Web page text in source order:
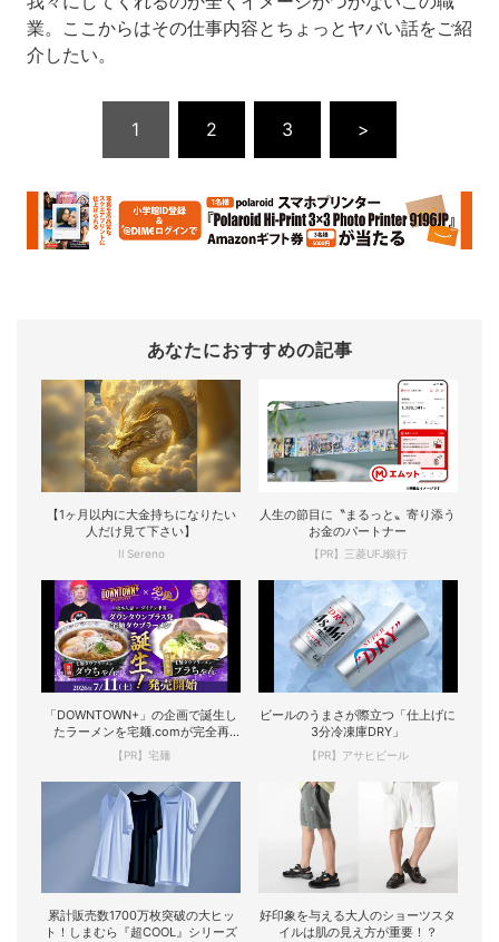
業。ここからはその仕事内容とちょっとヤバい話をご紹
介したい。
1 2 3 >
あなたにおすすめの記事
【1ヶ月以内に大金持ちになりたい
人だけ見て下さい】
Il Sereno
人生の節目に〝まるっと〟寄り添う
お金のパートナー
【PR】三菱UFJ銀行
「DOWNTOWN+」の企画で誕生し
たラーメンを宅麺.comが完全再
現！
【PR】宅麺
ビールのうまさが際立つ「仕上げに
3分冷凍庫DRY」
【PR】アサヒビール
累計販売数1700万枚突破の大ヒッ
ト！しまむら『超COOL』シリーズ
好印象を与える大人のショーツスタ
イルは肌の見え方が重要！？